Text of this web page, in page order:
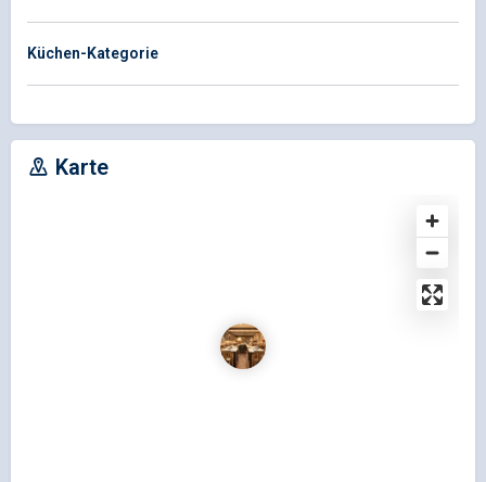
Küchen-Kategorie
Karte